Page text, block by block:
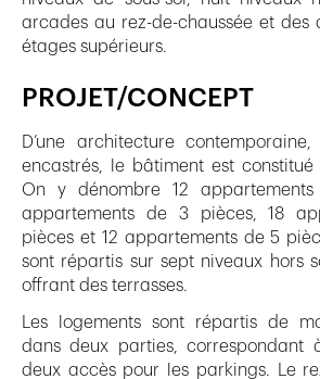
arcades au rez-de-chaussée et des
étages supérieurs.
PROJET/CONCEPT
D’une architecture contemporaine,
encastrés, le bâtiment est constitué
On y dénombre 12
appartements de 3 pièces, 18
pièces et 12 appartements de 5
sont répartis sur sept niveaux hors
offrant des terrasses.
Les logements sont répartis de
dans deux parties, correspondant
deux accès pour les parkings. Le